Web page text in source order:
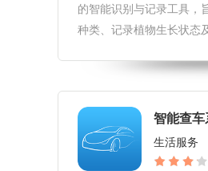
的智能识别与记录工具，
种类、记录植物生长状态
和体验下载安装后，用户
程，即可进入主界面。主
智能查车
生活服务